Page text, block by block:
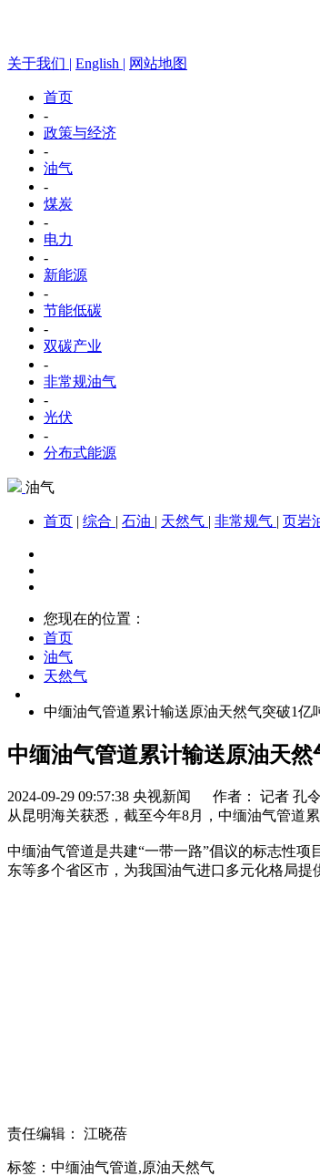
关于我们 | English | 网站地图
首页
-
政策与经济
-
油气
-
煤炭
-
电力
-
新能源
-
节能低碳
-
双碳产业
-
非常规油气
-
光伏
-
分布式能源
油气
首页 | 综合 | 石油 | 天然气 | 非常规气 | 页岩
您现在的位置：
首页
油气
天然气
中缅油气管道累计输送原油天然气突破1亿
中缅油气管道累计输送原油天然
2024-09-29 09:57:38 央视新闻 作者： 记者 孔
从昆明海关获悉，截至今年8月，中缅油气管道
中缅油气管道是共建“一带一路”倡议的标志性
东等多个省区市，为我国油气进口多元化格局
责任编辑： 江晓蓓
标签：中缅油气管道,原油天然气